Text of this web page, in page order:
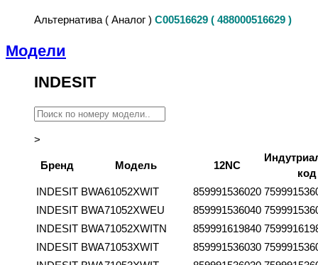
Альтернатива ( Аналог ) C00516629 ( 488000516629 )
Модели
INDESIT
>
Бренд Модель 12NC
код
INDESIT BWA61052XWIT 859991536020
INDESIT BWA71052XWEU 859991536040
INDESIT BWA71052XWITN 859991619840
INDESIT BWA71053XWIT 859991536030